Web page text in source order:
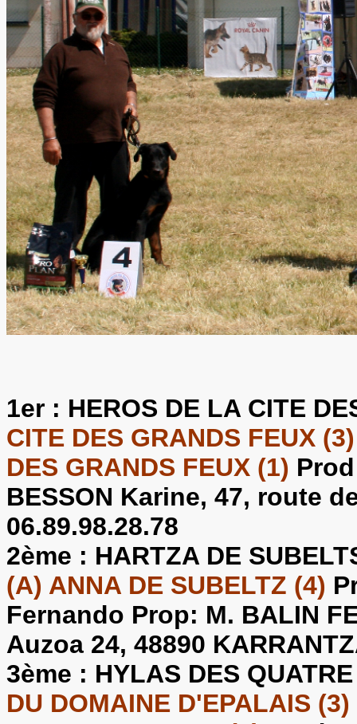
1er : HEROS DE LA CITE
CITE DES GRANDS FEUX
DES GRANDS FEUX (1)
BESSON Karine, 47, route
06.89.98.28.78
2ème : HARTZA DE
(A) ANNA DE SUBELTZ (4)
Fernando Prop: M. BALIN
Auzoa 24, 48890
3ème : HYLAS DES
DU DOMAINE D'EPALAIS